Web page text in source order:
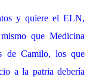
y quiere el ELN,
que Medicina
de Camilo, los que
a la patria debería